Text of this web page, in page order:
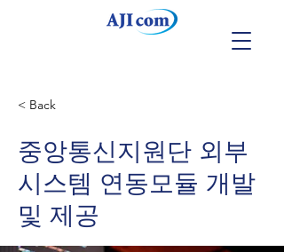
< Back
중앙통신지원단 외부
시스템 연동모듈 개발
및 제공